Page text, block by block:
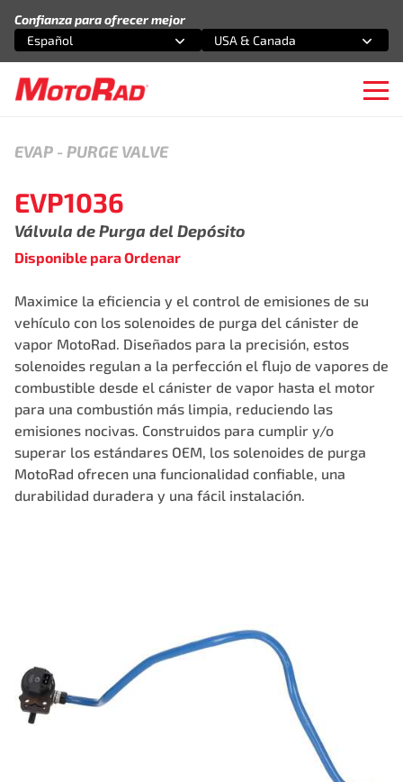
Confianza para ofrecer mejor
Selecciona una opción
Español
Selecciona una opción
USA & Canada
EVAP - PURGE VALVE
EVP1036
Válvula de Purga del Depósito
Disponible para Ordenar
Maximice la eficiencia y el control de emisiones de su
vehículo con los solenoides de purga del cánister de
vapor MotoRad. Diseñados para la precisión, estos
solenoides regulan a la perfección el flujo de vapores de
combustible desde el cánister de vapor hasta el motor
para una combustión más limpia, reduciendo las
emisiones nocivas. Construidos para cumplir y/o
superar los estándares OEM, los solenoides de purga
MotoRad ofrecen una funcionalidad confiable, una
durabilidad duradera y una fácil instalación.